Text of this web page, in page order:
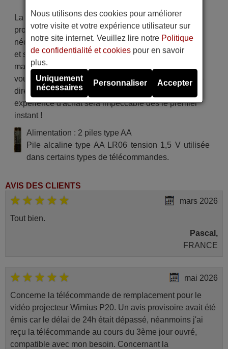
La télécommande est soigneusement expédiée
protégée dans un emballage spécial avec les piles
nécessaires (si demandées). L'expédition est rapide
et sécurisée, garantissant qu'elle arrive entre vos
mains dans le délai de livraison indiqué. De plus,
vous recevrez la commodité de recevoir votre facture
directement par courrier électronique. Votre
expérience d'achat sera impeccable dès le premier
instant !
Alimentation : 2 piles type AA
Pile alcaline type AA LR06 tension 1,5 V utilisée
dans certains types de télécommandes.
AVIS DES CLIENTS
mars 2026
Tout bien.
Pascal,
FRANCE
mai 2026
Concerne la télécommande de remplacement pour le
vidéo projecteur Wimius P20. Un avis provisoire avait été
émis car le délai de 24h était dépassé, néanmoins j'ai
reçu la télécommande au cours du 3ème jour ouvré,
compatible avec mon besoin. Concernant la
Nous utilisons des cookies pour améliorer
votre visite et votre expérience utilisateur sur
notre site internet. Veuillez lire notre Politique
de confidentialité et cookies pour en savoir
plus.
Uniquement
nécessaires
Personnaliser Accepter